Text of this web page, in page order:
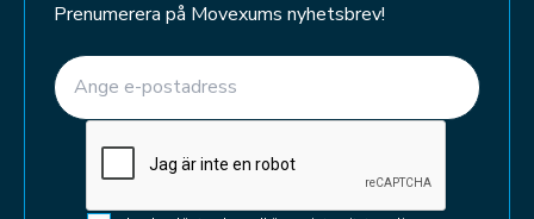
Prenumerera på Movexums nyhetsbrev!
E-post